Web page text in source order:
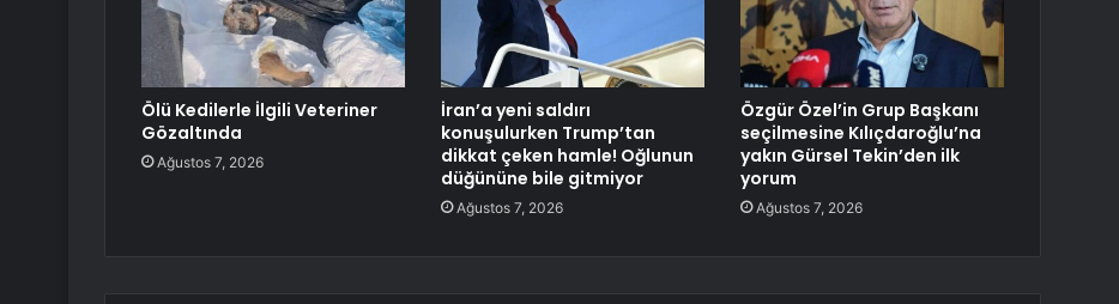
Ölü Kedilerle İlgili Veteriner
Gözaltında
Ağustos 7, 2026
İran’a yeni saldırı
konuşulurken Trump’tan
dikkat çeken hamle! Oğlunun
düğününe bile gitmiyor
Ağustos 7, 2026
Özgür Özel’in Grup Başkanı
seçilmesine Kılıçdaroğlu’na
yakın Gürsel Tekin’den ilk
yorum
Ağustos 7, 2026